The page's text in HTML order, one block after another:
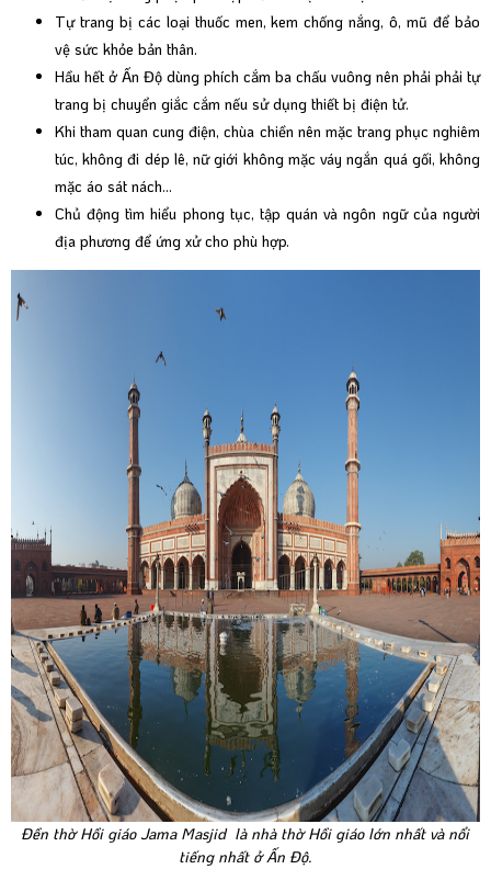
Tự trang bị các loại thuốc men, kem chống nắng, ô, mũ để bảo
vệ sức khỏe bản thân.
Hầu hết ở Ấn Độ dùng phích cắm ba chấu vuông nên phải phải tự
trang bị chuyển giắc cắm nếu sử dụng thiết bị điện tử.
Khi tham quan cung điện, chùa chiền nên mặc trang phục nghiêm
túc, không đi dép lê, nữ giới không mặc váy ngắn quá gối, không
mặc áo sát nách...
Chủ động tìm hiểu phong tục, tập quán và ngôn ngữ của người
địa phương để ứng xử cho phù hợp.
Đền thờ Hồi giáo Jama Masjid là nhà thờ Hồi giáo lớn nhất và nổi
tiếng nhất ở Ấn Độ.